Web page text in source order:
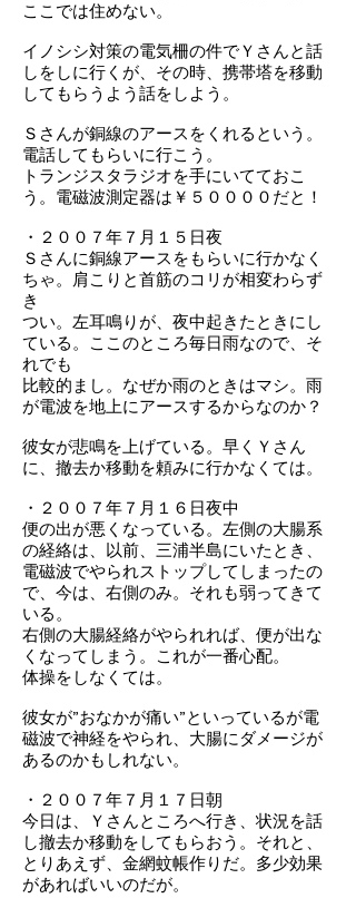
ここでは住めない。
イノシシ対策の電気柵の件でＹさんと話
しをしに行くが、その時、携帯塔を移動
してもらうよう話をしよう。
Ｓさんが銅線のアースをくれるという。
電話してもらいに行こう。
トランジスタラジオを手にいてておこ
う。電磁波測定器は￥５００００だと！
・２００７年７月１５日夜
Ｓさんに銅線アースをもらいに行かなく
ちゃ。肩こりと首筋のコリが相変わらず
き
つい。左耳鳴りが、夜中起きたときにし
ている。ここのところ毎日雨なので、そ
れでも
比較的まし。なぜか雨のときはマシ。雨
が電波を地上にアースするからなのか？
彼女が悲鳴を上げている。早くＹさん
に、撤去か移動を頼みに行かなくては。
・２００７年７月１６日夜中
便の出が悪くなっている。左側の大腸系
の経絡は、以前、三浦半島にいたとき、
電磁波でやられストップしてしまったの
で、今は、右側のみ。それも弱ってきて
いる。
右側の大腸経絡がやられれば、便が出な
くなってしまう。これが一番心配。
体操をしなくては。
彼女が”おなかが痛い”といっているが電
磁波で神経をやられ、大腸にダメージが
あるのかもしれない。
・２００７年７月１７日朝
今日は、Ｙさんところへ行き、状況を話
し撤去か移動をしてもらおう。それと、
とりあえず、金網蚊帳作りだ。多少効果
があればいいのだが。